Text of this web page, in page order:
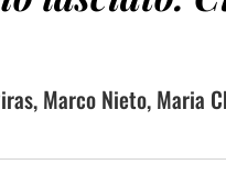
Marco Nieto, Maria